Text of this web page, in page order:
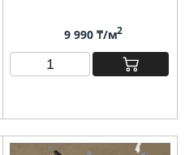
9 990 ₸/м2